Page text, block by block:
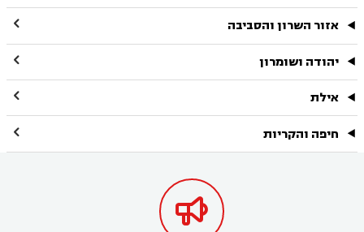
אזור השרון והסביבה 
יהודה ושומרון 
אילת 
חיפה והקריות 
